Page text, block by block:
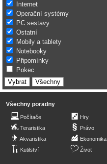
Internet
Operační systémy
PC sestavy
Ostatní
Mobily a tablety
Notebooky
Připomínky
Pokec
Všechny poradny
Počítače
Teraristika
Akvaristika
Kutilství
Hry
Právo
Ekonomika
Život